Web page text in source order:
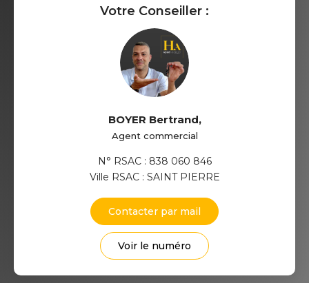
Votre Conseiller :
BOYER Bertrand,
Agent commercial
N° RSAC : 838 060 846
Ville RSAC : SAINT PIERRE
Contacter par mail
Voir le numéro